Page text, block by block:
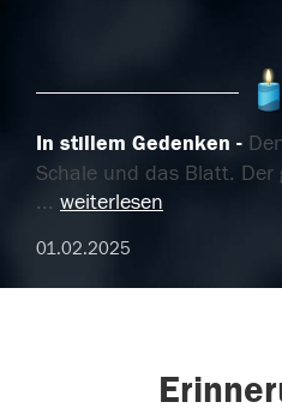
In stillem Gedenken
Schale und das Blatt. Der
... weiterlesen
01.02.2025